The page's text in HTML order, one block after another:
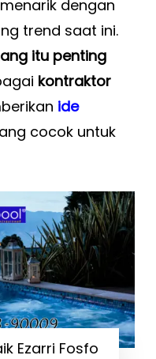
dengan
trend saat ini.
itu penting
kontraktor
ide
cocok untuk
Ezarri Fosfo